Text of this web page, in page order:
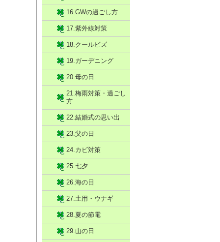
16.GWの過ごし方
17.紫外線対策
18.クールビズ
19.ガーデニング
20.母の日
21.梅雨対策・過ごし
方
22.結婚式の思い出
23.父の日
24.カビ対策
25.七夕
26.海の日
27.土用・ウナギ
28.夏の節電
29.山の日